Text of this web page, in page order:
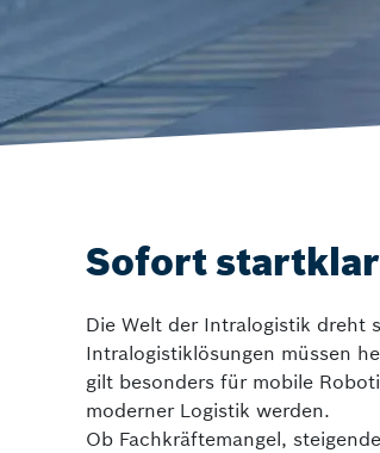
Sofort
Die Welt der Intralogistik dreht
Intralogistiklösungen müssen
gilt besonders für mobile
moderner Logistik werden.
Ob Fachkräftemangel,